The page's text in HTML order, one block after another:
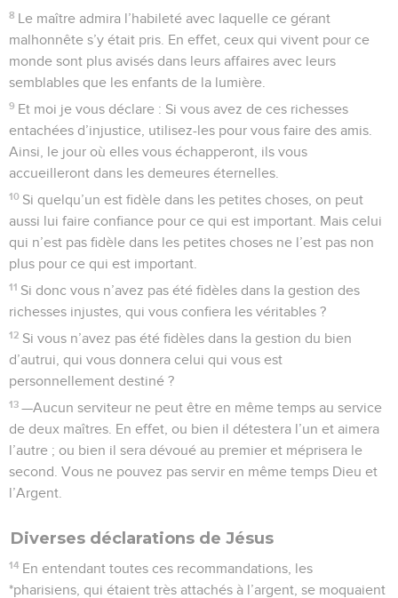
8 Le maître admira l’habileté avec laquelle ce gérant
malhonnête s’y était pris. En effet, ceux qui vivent pour ce
monde sont plus avisés dans leurs affaires avec leurs
semblables que les enfants de la lumière.
9 Et moi je vous déclare : Si vous avez de ces richesses
entachées d’injustice, utilisez-les pour vous faire des amis.
Ainsi, le jour où elles vous échapperont, ils vous
accueilleront dans les demeures éternelles.
10 Si quelqu’un est fidèle dans les petites choses, on peut
aussi lui faire confiance pour ce qui est important. Mais celui
qui n’est pas fidèle dans les petites choses ne l’est pas non
plus pour ce qui est important.
11 Si donc vous n’avez pas été fidèles dans la gestion des
richesses injustes, qui vous confiera les véritables ?
12 Si vous n’avez pas été fidèles dans la gestion du bien
d’autrui, qui vous donnera celui qui vous est
personnellement destiné ?
13 —Aucun serviteur ne peut être en même temps au service
de deux maîtres. En effet, ou bien il détestera l’un et aimera
l’autre ; ou bien il sera dévoué au premier et méprisera le
second. Vous ne pouvez pas servir en même temps Dieu et
l’Argent.
Diverses déclarations de Jésus
14 En entendant toutes ces recommandations, les
*pharisiens, qui étaient très attachés à l’argent, se moquaient